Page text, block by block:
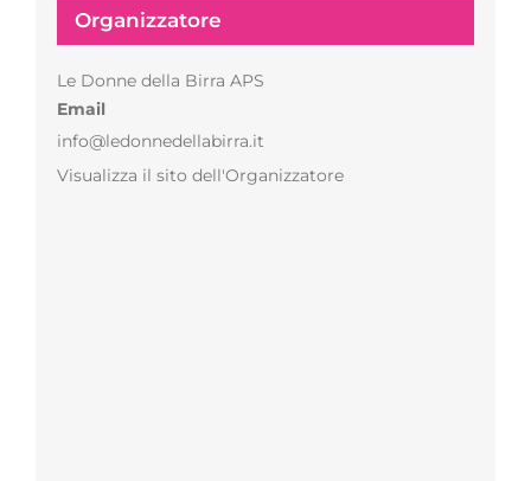
Organizzatore
Le Donne della Birra APS
Email
info@ledonnedellabirra.it
Visualizza il sito dell'Organizzatore